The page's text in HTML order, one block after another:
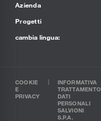
Azienda
Progetti
cambia lingua:
COOKIE
E
PRIVACY
INFORMATIVA
TRATTAMENTO
DATI
PERSONALI
SALVIONI
S.P.A.